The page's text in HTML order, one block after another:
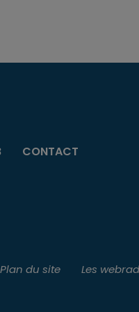
CONTACT
Plan du site Les